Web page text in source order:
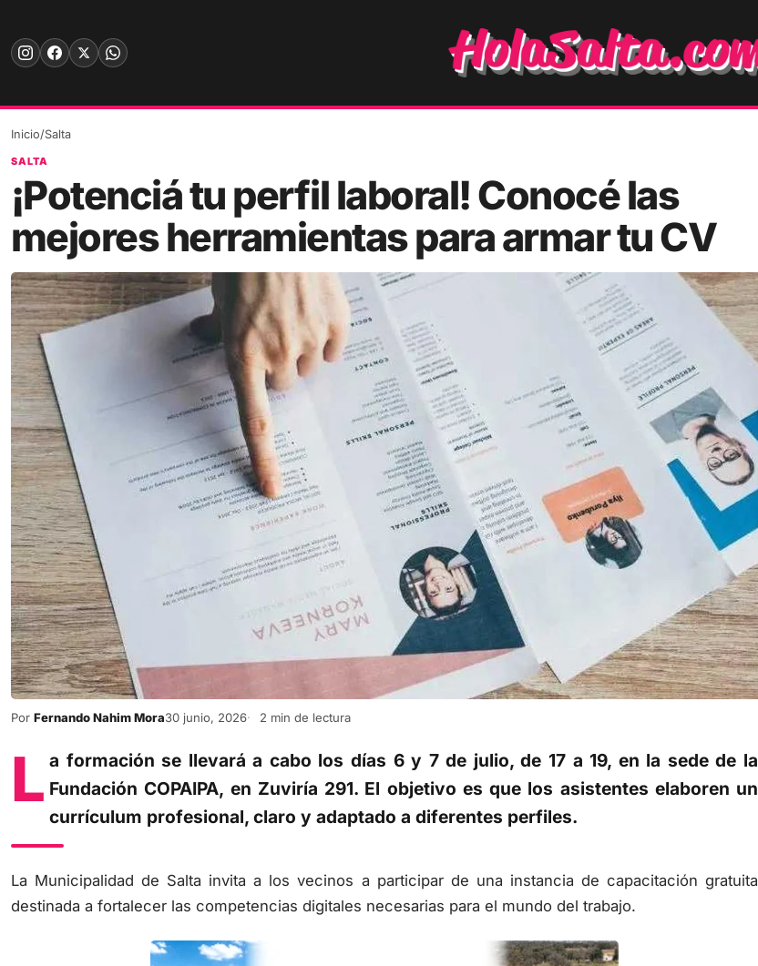
content
Inicio/Salta
SALTA
¡Potenciá tu perfil laboral! Conocé las
mejores herramientas para armar tu CV
Por Fernando Nahim Mora30 junio, 2026 2 min de lectura
L a formación se llevará a cabo los días 6 y 7 de julio, de 17 a 19, en la sede de la
Fundación COPAIPA, en Zuviría 291. El objetivo es que los asistentes elaboren un
currículum profesional, claro y adaptado a diferentes perfiles.
La Municipalidad de Salta invita a los vecinos a participar de una instancia de capacitación gratuita
destinada a fortalecer las competencias digitales necesarias para el mundo del trabajo.